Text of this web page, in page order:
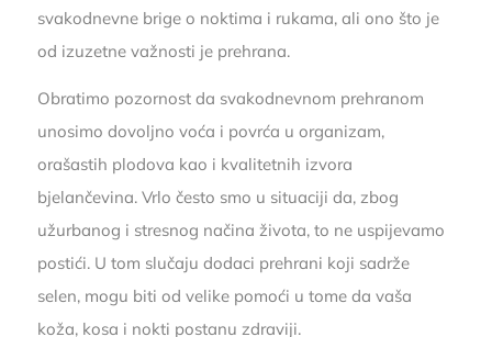
svakodnevne brige o noktima i rukama, ali ono što je
od izuzetne važnosti je prehrana.
Obratimo pozornost da svakodnevnom prehranom
unosimo dovoljno voća i povrća u organizam,
orašastih plodova kao i kvalitetnih izvora
bjelančevina. Vrlo često smo u situaciji da, zbog
užurbanog i stresnog načina života, to ne uspijevamo
postići. U tom slučaju dodaci prehrani koji sadrže
selen, mogu biti od velike pomoći u tome da vaša
koža, kosa i nokti postanu zdraviji.